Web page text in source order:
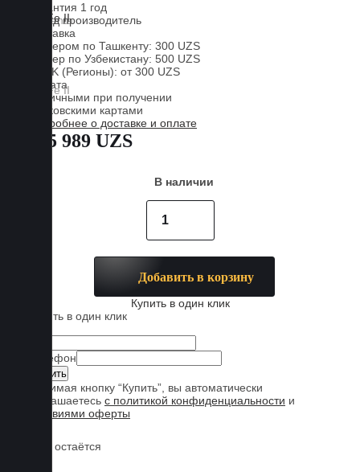
Гарантия 1 год
Завод производитель
Доставка
Курьером по Ташкенту: 300 UZS
Курьер по Узбекистану: 500 UZS
CDEK (Регионы): от 300 UZS
Оплата
Наличными при получении
Банковскими картами
Подробнее о доставке и оплате
885 989 UZS
В наличии
Добавить в корзину
Купить в один клик
Купить в один клик
Телефон
Нажимая кнопку “Купить”, вы автоматически
соглашаетесь с политикой конфиденциальности и
условиями оферты
Обувь остаётся